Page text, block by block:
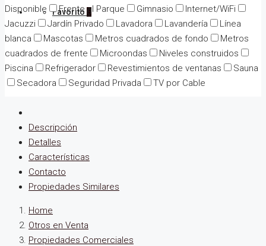
Favorito 0
Disponible
Frente al Parque Gimnasio
Internet/WiFi
Jacuzzi
Jardín Privado Lavadora Lavandería
Línea
blanca
Mascotas Metros cuadrados de fondo
Metros
cuadrados de frente
Microondas
Niveles construidos
Piscina
Refrigerador Revestimientos de ventanas
Sauna
Secadora
Seguridad Privada TV por Cable
Descripción
Detalles
Características
Contacto
Propiedades Similares
Home
Otros en Venta
Propiedades Comerciales